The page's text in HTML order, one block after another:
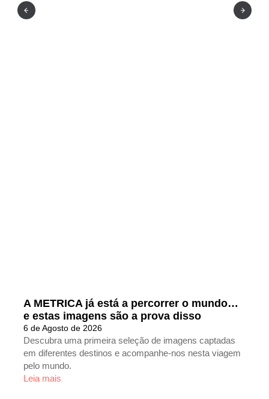
A METRICA já está a percorrer o mundo…
e estas imagens são a prova disso
6 de Agosto de 2026
Descubra uma primeira seleção de imagens captadas
em diferentes destinos e acompanhe-nos nesta viagem
pelo mundo.
Leia mais